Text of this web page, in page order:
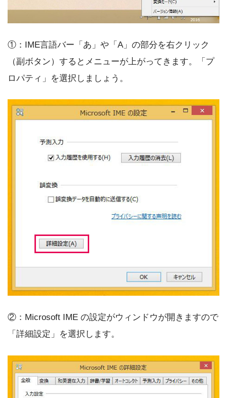
①：IME言語バー「あ」や「A」の部分を右クリック
（副ボタン）するとメニューが上がってきます。「プ
ロパティ」を選択しましょう。
②：Microsoft IME の設定がウィンドウが開きますので
「詳細設定」を選択します。